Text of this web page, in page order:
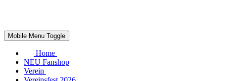
Mobile Menu Toggle
Home
NEU Fanshop
Verein